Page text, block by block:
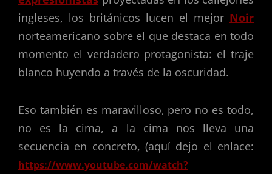
ingleses, los británicos lucen el mejor Noir
norteamericano sobre el que destaca en todo
momento el verdadero protagonista: el traje
blanco huyendo a través de la oscuridad.
Eso también es maravilloso, pero no es todo,
no es la cima, a la cima nos lleva una
secuencia en concreto, (aquí dejo el enlace:
https://www.youtube.com/watch?